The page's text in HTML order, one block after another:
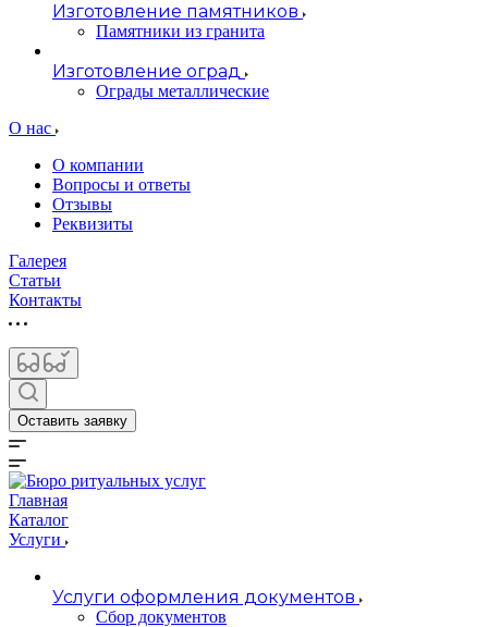
Изготовление памятников
Памятники из гранита
Изготовление оград
Ограды металлические
О нас
О компании
Вопросы и ответы
Отзывы
Реквизиты
Галерея
Статьи
Контакты
Оставить заявку
Главная
Каталог
Услуги
Услуги оформления документов
Сбор документов